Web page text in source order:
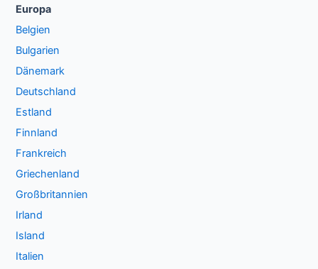
Europa
Belgien
Bulgarien
Dänemark
Deutschland
Estland
Finnland
Frankreich
Griechenland
Großbritannien
Irland
Island
Italien